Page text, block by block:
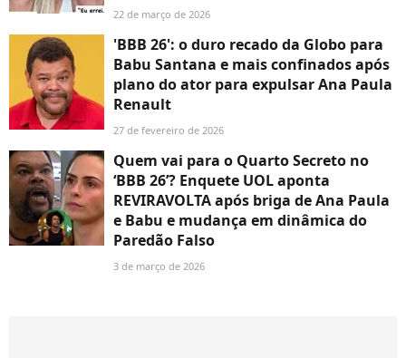
22 de março de 2026
'BBB 26': o duro recado da Globo para
Babu Santana e mais confinados após
plano do ator para expulsar Ana Paula
Renault
27 de fevereiro de 2026
Quem vai para o Quarto Secreto no
‘BBB 26’? Enquete UOL aponta
REVIRAVOLTA após briga de Ana Paula
e Babu e mudança em dinâmica do
Paredão Falso
3 de março de 2026